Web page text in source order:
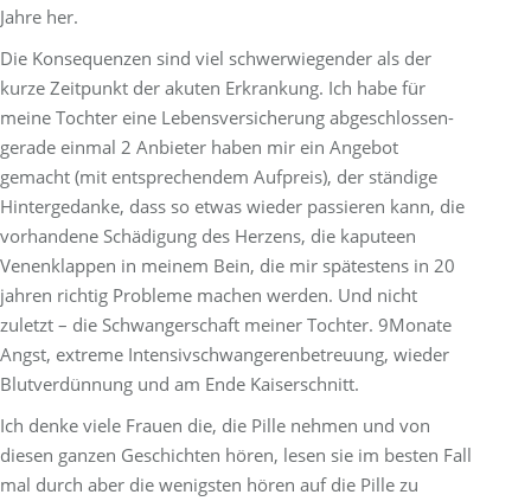
Jahre her.
Die Konsequenzen sind viel schwerwiegender als der
kurze Zeitpunkt der akuten Erkrankung. Ich habe für
meine Tochter eine Lebensversicherung abgeschlossen-
gerade einmal 2 Anbieter haben mir ein Angebot
gemacht (mit entsprechendem Aufpreis), der ständige
Hintergedanke, dass so etwas wieder passieren kann, die
vorhandene Schädigung des Herzens, die kaputeen
Venenklappen in meinem Bein, die mir spätestens in 20
jahren richtig Probleme machen werden. Und nicht
zuletzt – die Schwangerschaft meiner Tochter. 9Monate
Angst, extreme Intensivschwangerenbetreuung, wieder
Blutverdünnung und am Ende Kaiserschnitt.
Ich denke viele Frauen die, die Pille nehmen und von
diesen ganzen Geschichten hören, lesen sie im besten Fall
mal durch aber die wenigsten hören auf die Pille zu